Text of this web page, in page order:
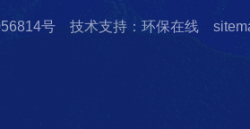
号 技术支持：环保在线